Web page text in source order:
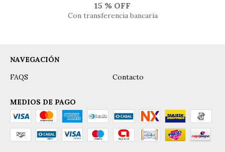
15 % OFF
Con transferencia bancaria
NAVEGACIÓN
FAQS
Contacto
MEDIOS DE PAGO